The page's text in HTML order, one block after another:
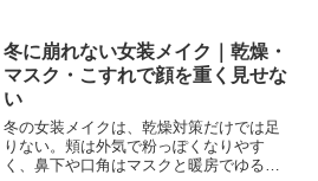
で、いい感じになる。女装の場合は、青
ヒゲや口まわりを隠すためにベ...
冬に崩れない女装メイク｜乾燥・
マスク・こすれで顔を重く見せな
い
冬の女装メイクは、乾燥対策だけでは足
りない。頬は外気で粉っぽくなりやす
く、鼻下や口角はマスクと暖房でゆるみ